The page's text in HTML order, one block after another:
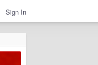
Sign In